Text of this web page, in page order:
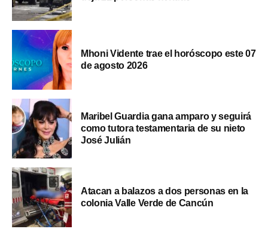
Mhoni Vidente trae el horóscopo este 07
de agosto 2026
Maribel Guardia gana amparo y seguirá
como tutora testamentaria de su nieto
José Julián
Atacan a balazos a dos personas en la
colonia Valle Verde de Cancún